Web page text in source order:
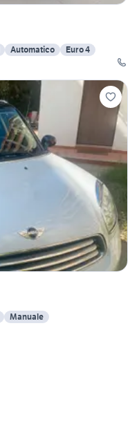
Automatico
Euro 4
Manuale